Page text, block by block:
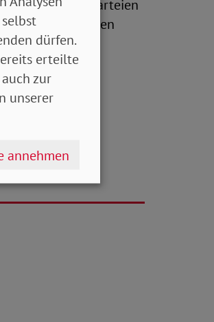
an die Parteien
mit dringenden
dürfen.
erteilte
zur
unserer
annehmen